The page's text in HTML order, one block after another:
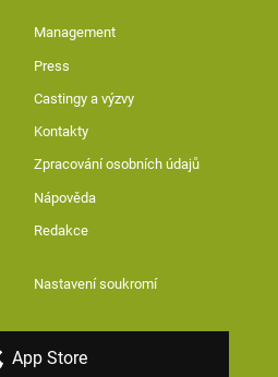
Management
Press
Castingy a výzvy
Kontakty
Zpracování osobních údajů
Nápověda
Redakce
Nastavení soukromí
App Store